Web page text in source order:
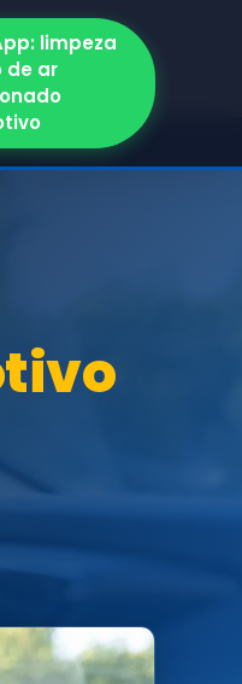
limpeza
de ar